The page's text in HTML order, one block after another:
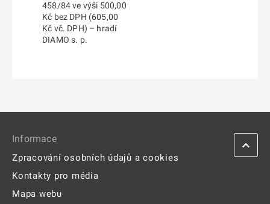
458/84 ve výši 500,00
Kč bez DPH (605,00
Kč vč. DPH) – hradí
DIAMO s. p.
Informace
Zpracování osobních údajů a cookies
Kontakty pro média
Mapa webu